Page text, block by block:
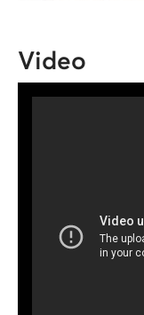
Video